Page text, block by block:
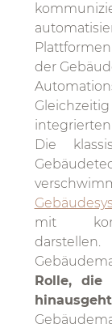
der
Die
mit
Rolle, die
hinausgeht